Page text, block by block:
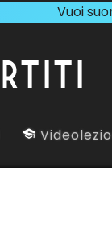
Vuoi